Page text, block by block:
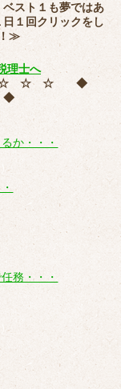
スト１も夢ではあ
日１回クリックをし
≫
☆ ☆ ◆
◆
か・・・
務・・・